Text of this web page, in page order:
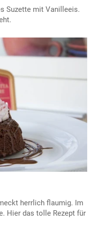
Suzette mit Vanilleeis.
herrlich flaumig. Im
Hier das tolle Rezept für